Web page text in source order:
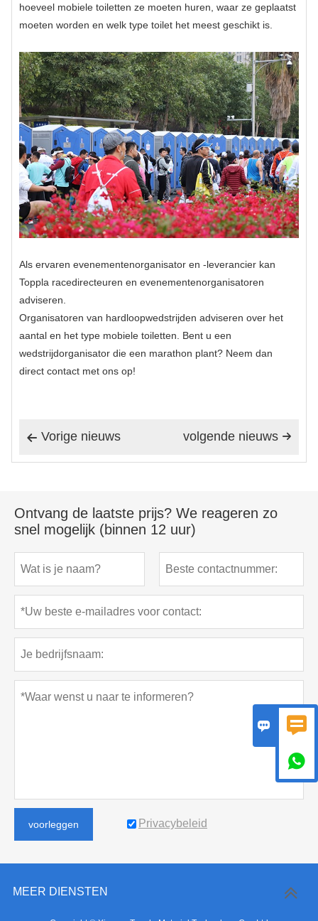
hoeveel mobiele toiletten ze moeten huren, waar ze geplaatst
moeten worden en welk type toilet het meest geschikt is.
Als ervaren evenementenorganisator en -leverancier kan
Toppla racedirecteuren en evenementenorganisatoren
adviseren.
Organisatoren van hardloopwedstrijden adviseren over het
aantal en het type mobiele toiletten. Bent u een
wedstrijdorganisator die een marathon plant? Neem dan
direct contact met ons op!
 Vorige nieuws 
volgende nieuws
Ontvang de laatste prijs? We reageren zo
snel mogelijk (binnen 12 uur)
voorleggen Privacybeleid
MEER DIENSTEN
 
